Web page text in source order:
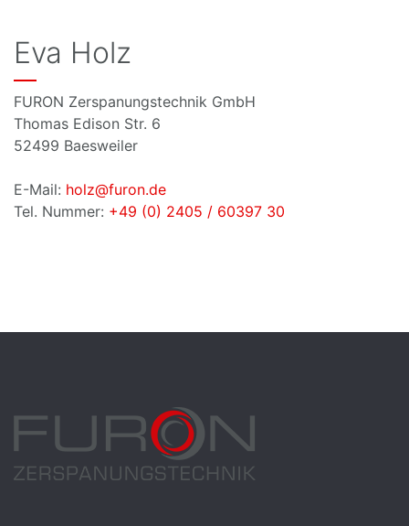
Eva Holz
FURON Zerspanungstechnik GmbH
Thomas Edison Str. 6
52499 Baesweiler
E-Mail: holz@furon.de
Tel. Nummer: +49 (0) 2405 / 60397 30